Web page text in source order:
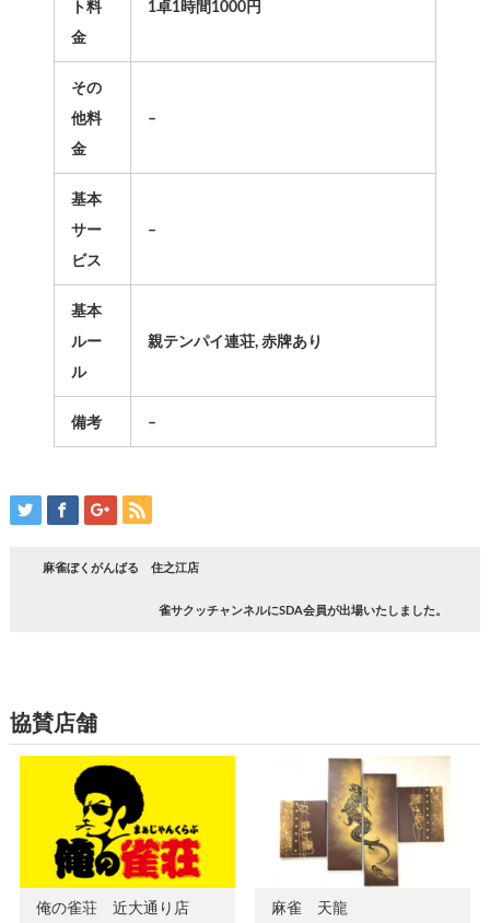
ト料
金
1卓1時間1000円
その
他料
金
–
基本
サー
ビス
–
基本
ルー
ル
親テンパイ連荘, 赤牌あり
備考 –
麻雀ぼくがんばる 住之江店
雀サクッチャンネルにSDA会員が出場いたしました。
協賛店舗
俺の雀荘 近大通り店 麻雀 天龍